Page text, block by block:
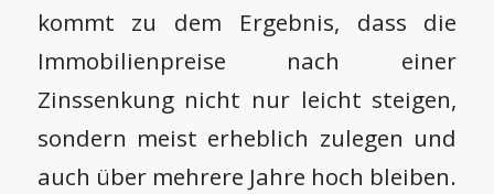
kommt zu dem Ergebnis, dass die
Immobilienpreise nach einer
Zinssenkung nicht nur leicht steigen,
sondern meist erheblich zulegen und
auch über mehrere Jahre hoch bleiben.